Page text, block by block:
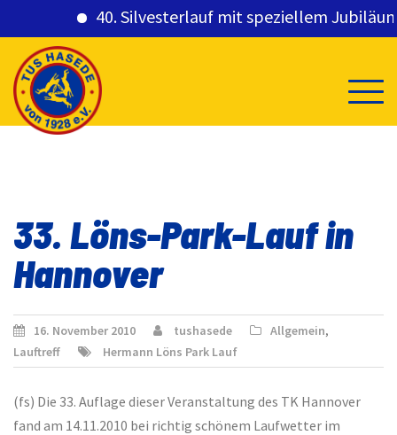
40. Silvesterlauf mit speziellem
content
33. Löns-Park-Lauf in
Hannover
16. November 2010 tushasede Allgemein,
Lauftreff
Hermann Löns Park Lauf
(fs) Die 33. Auflage dieser Veranstaltung des TK Hannover
fand am 14.11.2010 bei richtig schönem Laufwetter im